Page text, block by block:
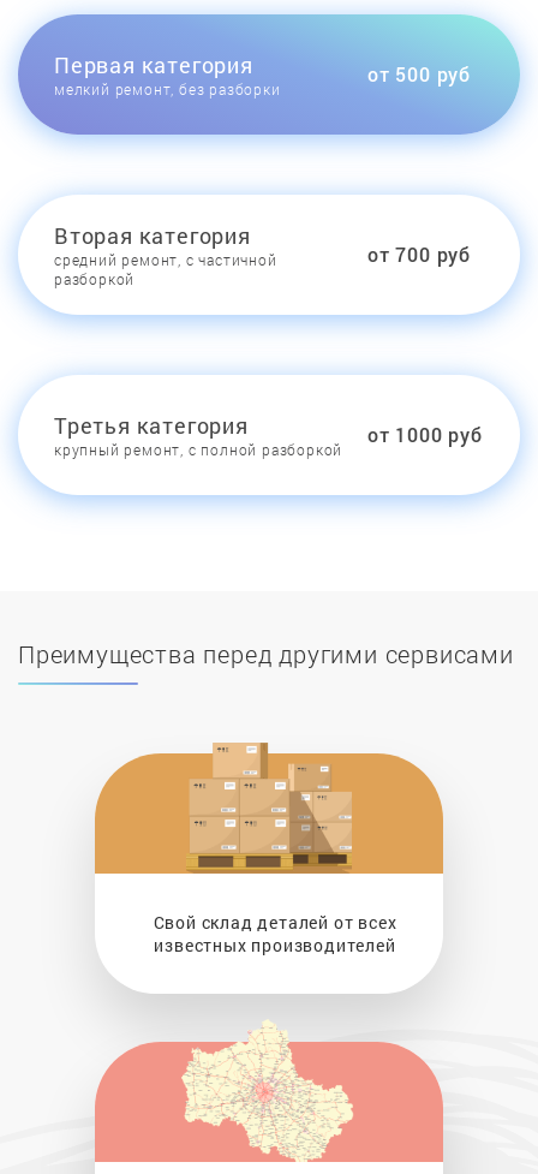
Первая категория
мелкий ремонт, без разборки
от 500 руб
Вторая категория
средний ремонт, с частичной
разборкой
от 700 руб
Третья категория
крупный ремонт, с полной разборкой
от 1000 руб
Преимущества перед другими сервисами
Свой склад деталей от всех
известных производителей